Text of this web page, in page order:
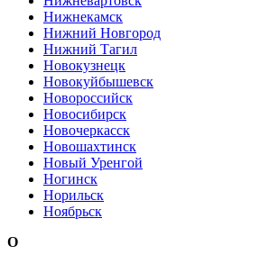
Нижнекамск
Нижний Новгород
Нижний Тагил
Новокузнецк
Новокуйбышевск
Новороссийск
Новосибирск
Новочеркасск
Новошахтинск
Новый Уренгой
Ногинск
Норильск
Ноябрьск
О